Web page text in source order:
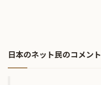
日本のネット民のコメント